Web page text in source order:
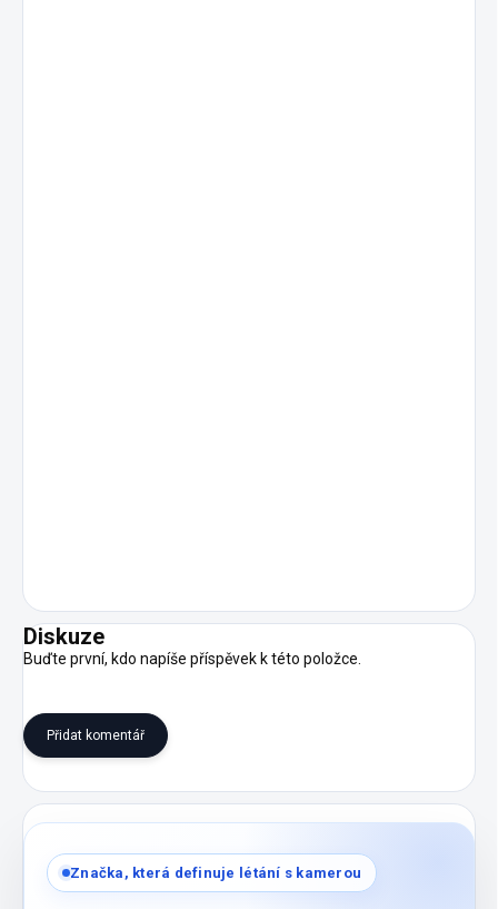
Diskuze
Buďte první, kdo napíše příspěvek k této položce.
Přidat komentář
Značka, která definuje létání s kamerou